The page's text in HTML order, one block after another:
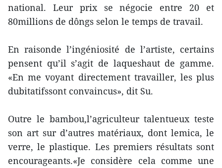
national. Leur prix se négocie entre 20 et
80millions de dôngs selon le temps de travail.
En raisonde l’ingéniosité de l’artiste, certains
pensent qu’il s’agit de laqueshaut de gamme.
«En me voyant directement travailler, les plus
dubitatifssont convaincus», dit Su.
Outre le bambou,l’agriculteur talentueux teste
son art sur d’autres matériaux, dont lemica, le
verre, le plastique. Les premiers résultats sont
encourageants.«Je considère cela comme une